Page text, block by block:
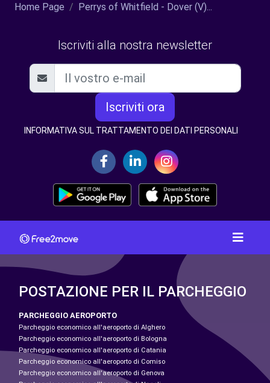
Home Page Perrys of Whitfield - Dover (V)...
Iscriviti alla nostra newsletter
Iscriviti ora
INFORMATIVA SUL TRATTAMENTO DEI DATI PERSONALI
POSTAZIONE PER IL PARCHEGGIO
PARCHEGGIO AEROPORTO
Parcheggio economico all'aeroporto di Alghero
Parcheggio economico all'aeroporto di Bologna
Parcheggio economico all'aeroporto di Catania
Parcheggio economico all'aeroporto di Comiso
Parcheggio economico all'aeroporto di Genova